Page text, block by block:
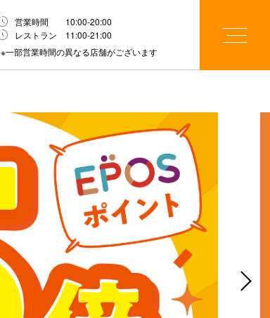
営業時間 10:00-20:00
レストラン 11:00-21:00
※一部営業時間の異なる店舗がございます